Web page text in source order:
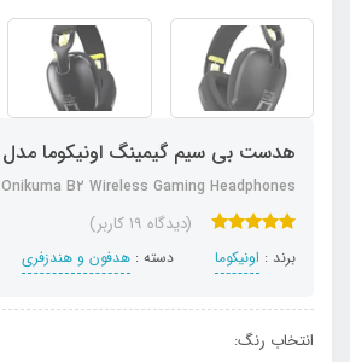
هدست بی سیم گیمینگ اونیکوما مدل Onikuma B2
Onikuma B2 Wireless Gaming Headphones
(دیدگاه 19 کاربر)
برند : اونیکوما دسته : هدفون‌ و‌ هندزفری
انتخاب رنگ: